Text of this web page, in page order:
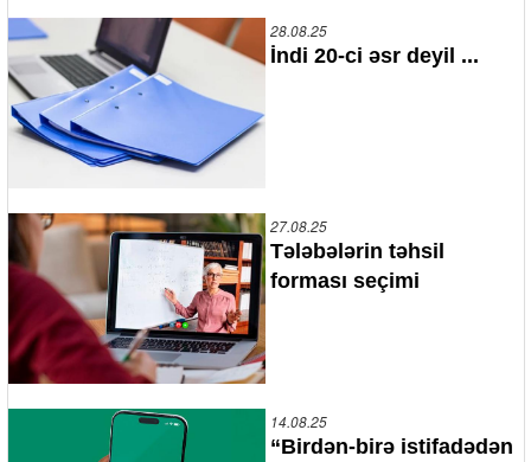
28.08.25
İndi 20-ci əsr deyil ...
27.08.25
Tələbələrin təhsil
forması seçimi
14.08.25
“Birdən-birə istifadədən